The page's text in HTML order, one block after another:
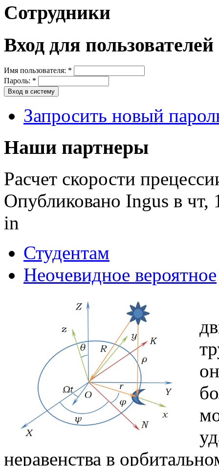
Сотрудники
Вход для пользователей
Имя пользователя: *
Пароль: *
Запросить новый
Наши партнеры
Расчет скорости
Опубликовано Ingus в
in
Студентам
Неочевидное вероятное
неравенства в